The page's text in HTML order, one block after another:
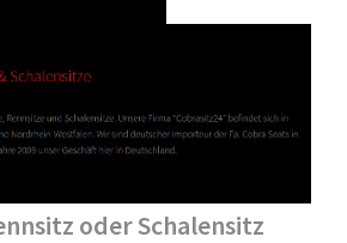
oder Schalensitz